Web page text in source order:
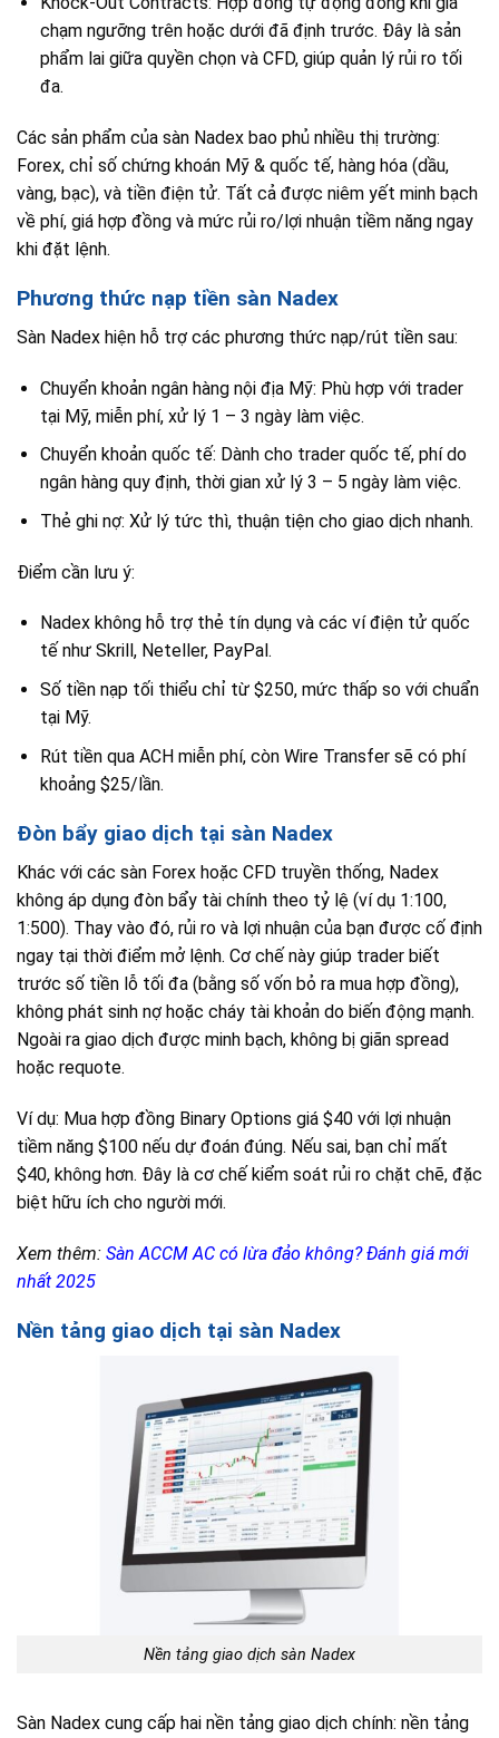
chạm ngưỡng trên hoặc dưới đã định trước. Đây là sản
phẩm lai giữa quyền chọn và CFD, giúp quản lý rủi ro tối
đa.
Các sản phẩm của sàn Nadex bao phủ nhiều thị trường:
Forex, chỉ số chứng khoán Mỹ & quốc tế, hàng hóa (dầu,
vàng, bạc), và tiền điện tử. Tất cả được niêm yết minh bạch
về phí, giá hợp đồng và mức rủi ro/lợi nhuận tiềm năng ngay
khi đặt lệnh.
Phương thức nạp tiền sàn Nadex
Sàn Nadex hiện hỗ trợ các phương thức nạp/rút tiền sau:
Chuyển khoản ngân hàng nội địa Mỹ: Phù hợp với trader
tại Mỹ, miễn phí, xử lý 1 – 3 ngày làm việc.
Chuyển khoản quốc tế: Dành cho trader quốc tế, phí do
ngân hàng quy định, thời gian xử lý 3 – 5 ngày làm việc.
Thẻ ghi nợ: Xử lý tức thì, thuận tiện cho giao dịch nhanh.
Điểm cần lưu ý:
Nadex không hỗ trợ thẻ tín dụng và các ví điện tử quốc
tế như Skrill, Neteller, PayPal.
Số tiền nạp tối thiểu chỉ từ $250, mức thấp so với chuẩn
tại Mỹ.
Rút tiền qua ACH miễn phí, còn Wire Transfer sẽ có phí
khoảng $25/lần.
Đòn bẩy giao dịch tại sàn Nadex
Khác với các sàn Forex hoặc CFD truyền thống, Nadex
không áp dụng đòn bẩy tài chính theo tỷ lệ (ví dụ 1:100,
1:500). Thay vào đó, rủi ro và lợi nhuận của bạn được cố định
ngay tại thời điểm mở lệnh. Cơ chế này giúp trader biết
trước số tiền lỗ tối đa (bằng số vốn bỏ ra mua hợp đồng),
không phát sinh nợ hoặc cháy tài khoản do biến động mạnh.
Ngoài ra giao dịch được minh bạch, không bị giãn spread
hoặc requote.
Ví dụ: Mua hợp đồng Binary Options giá $40 với lợi nhuận
tiềm năng $100 nếu dự đoán đúng. Nếu sai, bạn chỉ mất
$40, không hơn. Đây là cơ chế kiểm soát rủi ro chặt chẽ, đặc
biệt hữu ích cho người mới.
Xem thêm: Sàn ACCM AC có lừa đảo không? Đánh giá mới
nhất 2025
Nền tảng giao dịch tại sàn Nadex
Nền tảng giao dịch sàn Nadex
Sàn Nadex cung cấp hai nền tảng giao dịch chính: nền tảng